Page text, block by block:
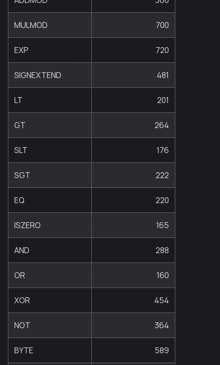
MULMOD 700
EXP 720
SIGNEXTEND 481
LT 201
GT 264
SLT 176
SGT 222
EQ 220
ISZERO 165
AND 288
OR 160
XOR 454
NOT 364
BYTE 589